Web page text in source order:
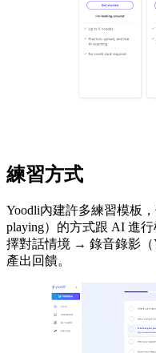
練習方式
Yoodli內建許多練習模板
playing）的方式跟 AI 進
擇對話情境 → 錄音錄影
產出回饋。